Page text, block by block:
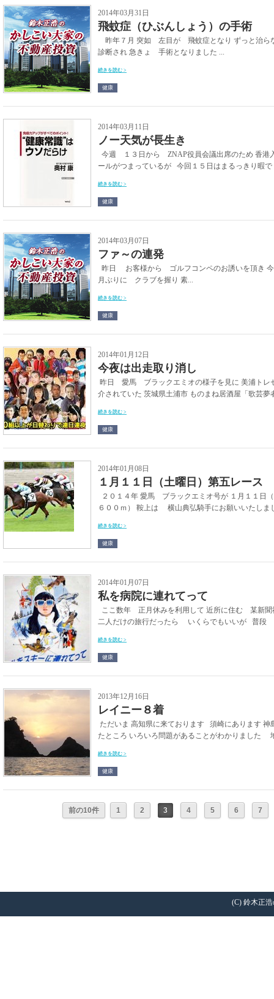
2014年03月31日
飛蚊症（ひぶんしょう）の手術
昨年７月 突如 左目が 飛蚊症となり ずっと治ら
診断され 急きょ 手術となりました ...
続きを読む >
健康
2014年03月11日
ノー天気が長生き
今週 １３日から ZNAP役員会議出席のため 香
ールがつまっているが 今回１５日はまるっきり暇で
続きを読む >
健康
2014年03月07日
ファ～の連発
昨日 お客様から ゴルフコンペのお誘いを頂き
月ぶりに クラブを握り 素...
続きを読む >
健康
2014年01月12日
今夜は出走取り消し
昨日 愛馬 ブラックエミオの様子を見に 美浦ト
介されていた 茨城県土浦市 ものまね居酒屋「歌芸
続きを読む >
健康
2014年01月08日
１月１１日（土曜日）第五レース
２０１４年 愛馬 ブラックエミオ号が １月１１
６００ｍ） 鞍上は 横山典弘騎手にお願いいたしま
続きを読む >
健康
2014年01月07日
私を病院に連れてって
ここ数年 正月休みを利用して 近所に住む 某新
二人だけの旅行だったら いくらでもいいが 普段
続きを読む >
健康
2013年12月16日
レイニー８着
ただいま 高知県に来ております 須崎にあります
たところ いろいろ問題があることがわかりました
続きを読む >
健康
前の10件 1 2 3 4 5 6 7
(C) 鈴木正